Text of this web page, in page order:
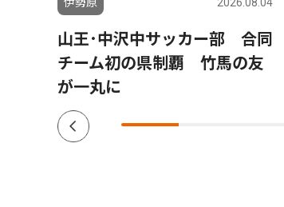
山王･中沢中サッカー部 合同
チーム初の県制覇 竹馬の友
が一丸に